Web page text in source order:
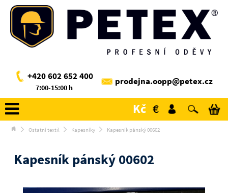
+420 602 652 400
7:00-15:00 h
prodejna.oopp@petex.cz
Kč €
Ostatní textil Kapesníky Kapesník pánský 00602
Kapesník pánský 00602